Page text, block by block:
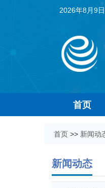
2026年8月9
首页
首页 >> 新闻动
新闻动态